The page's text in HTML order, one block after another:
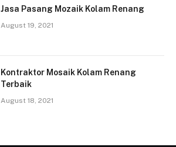
Jasa Pasang Mozaik Kolam Renang
August 19, 2021
Kontraktor Mosaik Kolam Renang
Terbaik
August 18, 2021